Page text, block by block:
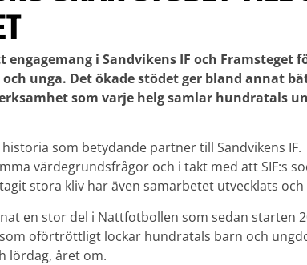
engagemang i Sandvikens IF och Framsteget
unga. Det ökade stödet ger bland annat
som varje helg samlar hundratals
som betydande partner till Sandvikens IF.
värdegrundsfrågor och i takt med att SIF:s
stora kliv har även samarbetet utvecklats
en stor del i Nattfotbollen som sedan starten
oförtröttligt lockar hundratals barn och
lördag, året om.